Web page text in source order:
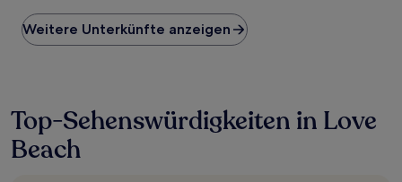
Preis
pro
Nacht,
letzten
24 Stunden
für
einen
Weitere Unterkünfte anzeigen
Top-Sehenswürdigkeiten in Love
Beach